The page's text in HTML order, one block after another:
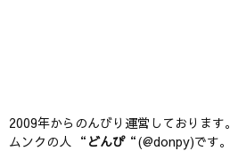
2009年からのんびり運営しております。
ムンクの人 “ どんぴ“(@donpy)です。